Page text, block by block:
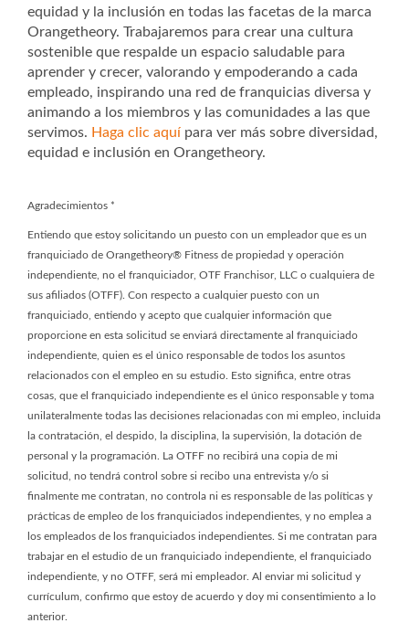
equidad y la inclusión en todas las facetas de la marca
Orangetheory. Trabajaremos para crear una cultura
sostenible que respalde un espacio saludable para
aprender y crecer, valorando y empoderando a cada
empleado, inspirando una red de franquicias diversa y
animando a los miembros y las comunidades a las que
servimos. Haga clic aquí para ver más sobre diversidad,
equidad e inclusión en Orangetheory.
Agradecimientos *
Entiendo que estoy solicitando un puesto con un empleador que es un
franquiciado de Orangetheory® Fitness de propiedad y operación
independiente, no el franquiciador, OTF Franchisor, LLC o cualquiera de
sus afiliados (OTFF). Con respecto a cualquier puesto con un
franquiciado, entiendo y acepto que cualquier información que
proporcione en esta solicitud se enviará directamente al franquiciado
independiente, quien es el único responsable de todos los asuntos
relacionados con el empleo en su estudio. Esto significa, entre otras
cosas, que el franquiciado independiente es el único responsable y toma
unilateralmente todas las decisiones relacionadas con mi empleo, incluida
la contratación, el despido, la disciplina, la supervisión, la dotación de
personal y la programación. La OTFF no recibirá una copia de mi
solicitud, no tendrá control sobre si recibo una entrevista y/o si
finalmente me contratan, no controla ni es responsable de las políticas y
prácticas de empleo de los franquiciados independientes, y no emplea a
los empleados de los franquiciados independientes. Si me contratan para
trabajar en el estudio de un franquiciado independiente, el franquiciado
independiente, y no OTFF, será mi empleador. Al enviar mi solicitud y
currículum, confirmo que estoy de acuerdo y doy mi consentimiento a lo
anterior.